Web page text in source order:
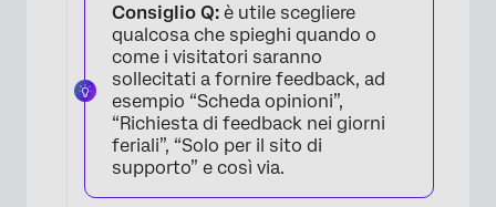
Consiglio Q: è utile scegliere
qualcosa che spieghi quando o
come i visitatori saranno
sollecitati a fornire feedback, ad
esempio “Scheda opinioni”,
“Richiesta di feedback nei giorni
feriali”, “Solo per il sito di
supporto” e così via.